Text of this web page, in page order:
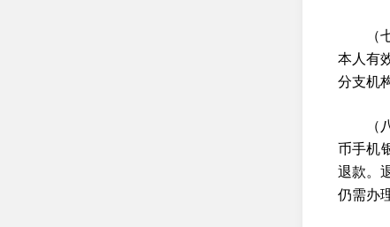
本人有
分支机
币手机
退款。
仍需办